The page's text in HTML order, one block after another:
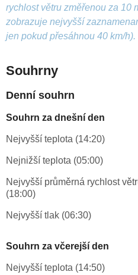
rychlost větru změřenou za 10
zobrazuje nejvyšší
jen pokud přesáhnou 40 km/h).
Souhrny
Denní souhrn
Souhrn za dnešní den
Nejvyšší teplota (14:20)
Nejnižší teplota (05:00)
Nejvyšší průměrná rychlost
(18:00)
Nejvyšší tlak (06:30)
Souhrn za včerejší den
Nejvyšší teplota (14:50)